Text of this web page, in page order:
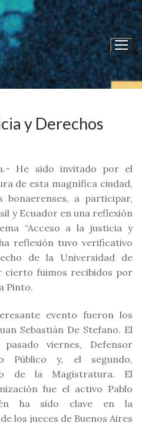
y Derechos
He sido invitado por el
de esta magnífica ciudad,
a participar,
y Ecuador en una reflexión
“Acceso a la justicia y
reflexión tuvo verificativo
de la Universidad de
cierto fuimos recibidos por
Pinto.
evento fueron los
Sebastián De Stefano. El
viernes, Defensor
Público y, el segundo,
de la Magistratura. El
fue el activo Pablo
ha sido clave en la
los jueces de Buenos Aires